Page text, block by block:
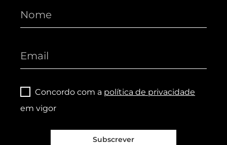
Concordo com a política de privacidade
em vigor
Subscrever